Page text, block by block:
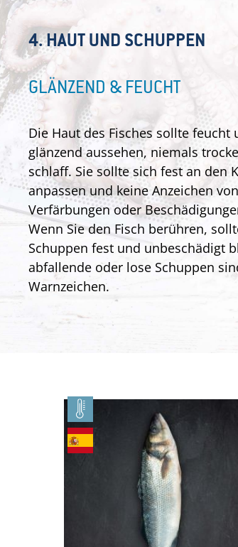
4. HAUT UND SCHUPPEN
GLÄNZEND & FEUCHT
Die Haut des Fisches sollte feucht
glänzend aussehen, niemals
schlaff. Sie sollte sich fest an den
anpassen und keine Anzeichen von
Verfärbungen oder
Wenn Sie den Fisch berühren,
Schuppen fest und unbeschädigt
abfallende oder lose Schuppen
Warnzeichen.
Produktgalerie überspringen